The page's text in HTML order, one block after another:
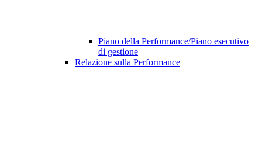
Piano della Performance/Piano esecutivo
di gestione
Relazione sulla Performance